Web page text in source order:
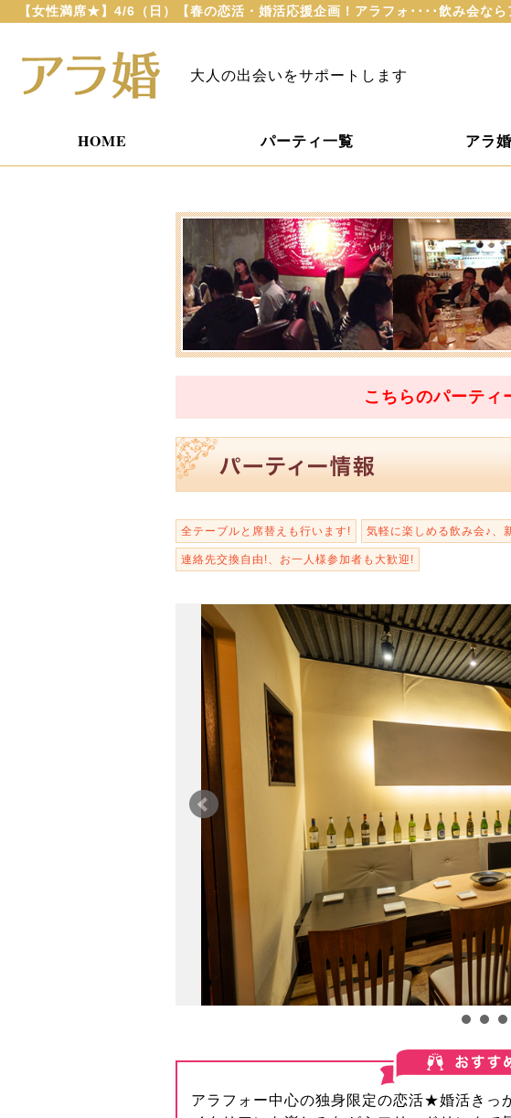
【女性満席★】4/6（日）【春の恋活・婚活応援企画！アラフォ････飲み会なら
大人の出会いをサポートします
HOME パーティ一覧 アラ
こちらのパーティ
全テーブルと席替えも行います! 気軽に楽しめる飲み会♪、
連絡先交換自由!、お一人様参加者も大歓迎!
アラフォー中心の独身限定の恋活★婚活きっ